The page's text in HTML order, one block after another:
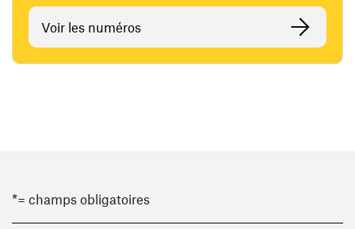
Voir les numéros
*= champs obligatoires